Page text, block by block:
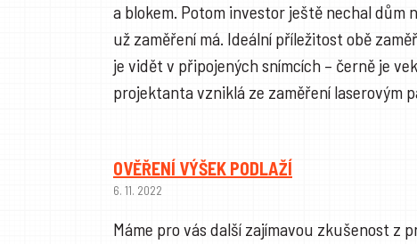
a blokem. Potom investor ještě nechal dům
už zaměření má. Ideální příležitost obě
je vidět v připojených snímcích – černě je
projektanta vzniklá ze zaměření laserovým
OVĚŘENÍ VÝŠEK PODLAŽÍ
6. 11. 2022
Máme pro vás další zajímavou zkušenost z